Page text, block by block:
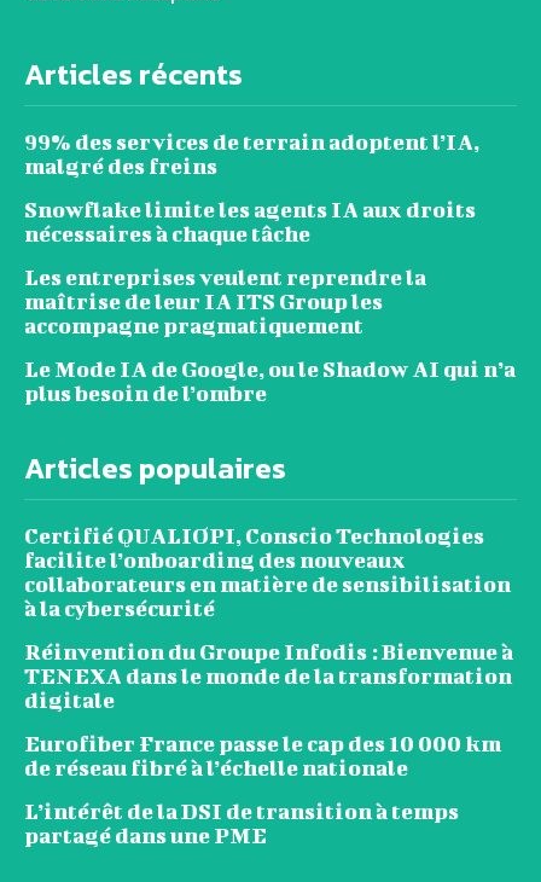
Articles récents
99% des services de terrain adoptent l’IA,
malgré des freins
Snowflake limite les agents IA aux droits
nécessaires à chaque tâche
Les entreprises veulent reprendre la
maîtrise de leur IA ITS Group les
accompagne pragmatiquement
Le Mode IA de Google, ou le Shadow AI qui n’a
plus besoin de l’ombre
Articles populaires
Certifié QUALIOPI, Conscio Technologies
facilite l’onboarding des nouveaux
collaborateurs en matière de sensibilisation
à la cybersécurité
Réinvention du Groupe Infodis : Bienvenue à
TENEXA dans le monde de la transformation
digitale
Eurofiber France passe le cap des 10 000 km
de réseau fibré à l’échelle nationale
L’intérêt de la DSI de transition à temps
partagé dans une PME